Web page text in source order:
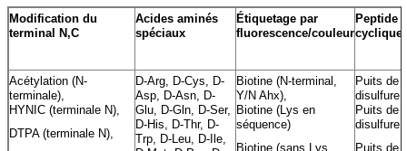
Modification du
terminal N,C
Acides aminés
spéciaux
Étiquetage par
fluorescence/couleur
Peptide
cyclique
Acétylation (N-
terminale),
HYNIC (terminale N),
DTPA (terminale N),
D-Arg, D-Cys, D-
Asp, D-Asn, D-
Glu, D-Gln, D-Ser,
D-His, D-Thr, D-
Trp, D-Leu, D-Ile,
Biotine (N-terminal,
Y/N Ahx),
Biotine (Lys en
séquence)
Biotine (sans Lys
Puits de
disulfure
Puits de
disulfure
Puits de